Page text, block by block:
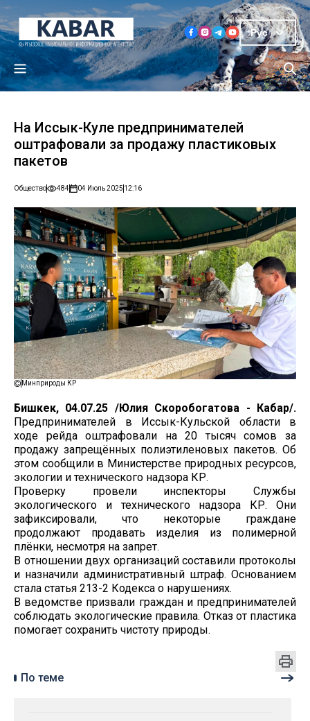
Рус
На Иссык-Куле предпринимателей
оштрафовали за продажу пластиковых
пакетов
Общество 484 04 Июль 2025 12:16
Минприроды КР
Бишкек, 04.07.25 /Юлия Скоробогатова - Кабар/.
Предпринимателей в Иссык-Кульской области в
ходе рейда оштрафовали на 20 тысяч сомов за
продажу запрещённых полиэтиленовых пакетов. Об
этом сообщили в Министерстве природных ресурсов,
экологии и технического надзора КР.
Проверку провели инспекторы Службы
экологического и технического надзора КР. Они
зафиксировали, что некоторые граждане
продолжают продавать изделия из полимерной
плёнки, несмотря на запрет.
В отношении двух организаций составили протоколы
и назначили административный штраф. Основанием
стала статья 213-2 Кодекса о нарушениях.
В ведомстве призвали граждан и предпринимателей
соблюдать экологические правила. Отказ от пластика
помогает сохранить чистоту природы.
По теме